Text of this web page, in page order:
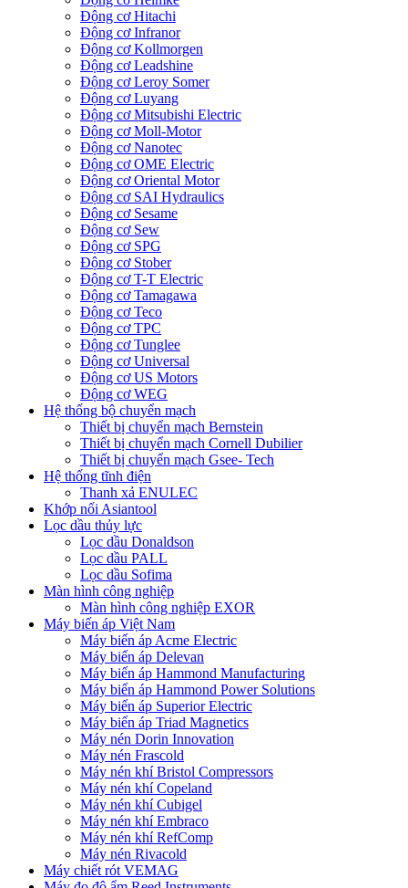
Động cơ Hitachi
Động cơ Infranor
Động cơ Kollmorgen
Động cơ Leadshine
Động cơ Leroy Somer
Động cơ Luyang
Động cơ Mitsubishi Electric
Động cơ Moll-Motor
Động cơ Nanotec
Động cơ OME Electric
Động cơ Oriental Motor
Động cơ SAI Hydraulics
Động cơ Sesame
Động cơ Sew
Động cơ SPG
Động cơ Stober
Động cơ T-T Electric
Động cơ Tamagawa
Động cơ Teco
Động cơ TPC
Động cơ Tunglee
Động cơ Universal
Động cơ US Motors
Động cơ WEG
Hệ thống bộ chuyển mạch
Thiết bị chuyển mạch Bernstein
Thiết bị chuyển mạch Cornell Dubilier
Thiết bị chuyển mạch Gsee- Tech
Hệ thống tĩnh điện
Thanh xả ENULEC
Khớp nối Asiantool
Lọc dầu thủy lực
Lọc dầu Donaldson
Lọc dầu PALL
Lọc dầu Sofima
Màn hình công nghiệp
Màn hình công nghiệp EXOR
Máy biến áp Việt Nam
Máy biến áp Acme Electric
Máy biến áp Delevan
Máy biến áp Hammond Manufacturing
Máy biến áp Hammond Power Solutions
Máy biến áp Superior Electric
Máy biến áp Triad Magnetics
Máy nén Dorin Innovation
Máy nén Frascold
Máy nén khí Bristol Compressors
Máy nén khí Copeland
Máy nén khí Cubigel
Máy nén khí Embraco
Máy nén khí RefComp
Máy nén Rivacold
Máy chiết rót VEMAG